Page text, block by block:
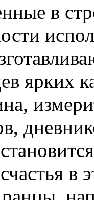
в
ярких
в